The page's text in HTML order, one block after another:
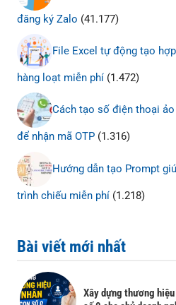
đăng ký Zalo (41.177)
File Excel tự động tạo
hàng loạt miễn phí (1.472)
Cách tạo số điện thoại
để nhận mã OTP (1.316)
Hướng dẫn tạo Prompt
trình chiếu miễn phí (1.218)
Bài viết mới nhất
Xây dựng thương